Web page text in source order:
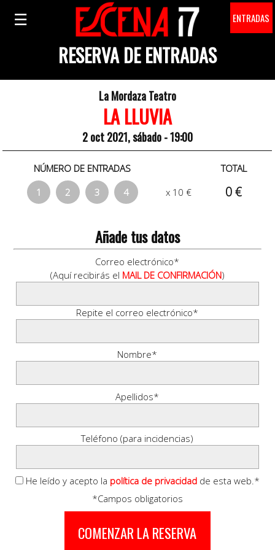
☰ ENTRADAS
RESERVA DE ENTRADAS
La Mordaza Teatro
LA LLUVIA
2 oct 2021, sábado - 19:00
NÚMERO DE ENTRADAS
TOTAL
1
2 3 4 x 10 € 0 €
Añade tus datos
Correo electrónico*
(Aquí recibirás el MAIL DE CONFIRMACIÓN)
Repite el correo electrónico*
Nombre*
Apellidos*
Teléfono (para incidencias)
He leído y acepto la política de privacidadde esta web.*
*Campos obligatorios